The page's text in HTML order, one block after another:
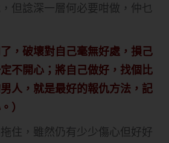
但諗深一層何必要咁做，仲乜
了，破壞對自己毫無好處，損己
不開心；將自己做好，找個比
人，就是最好的報仇方法，記
）
住，雖然仍有少少傷心但好好